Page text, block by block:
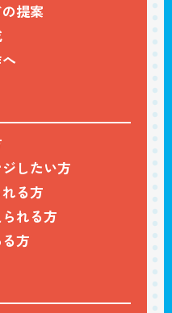
提案
したい方
る方
れる方
方